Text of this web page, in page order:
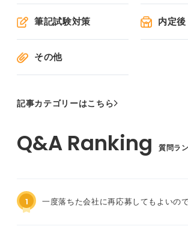
筆記試験対策 内定後
その他
記事カテゴリーはこちら
質問ラ
1 一度落ちた会社に再応募してもよいの